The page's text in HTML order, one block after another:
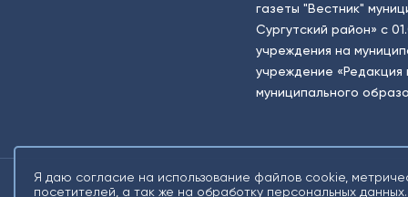
газеты "Вестник"
Сургутский район» с
учреждения на
учреждение «Редакция
муниципального
Я даю согласие на использование файлов cookie,
посетителей, а так же на обработку персональных